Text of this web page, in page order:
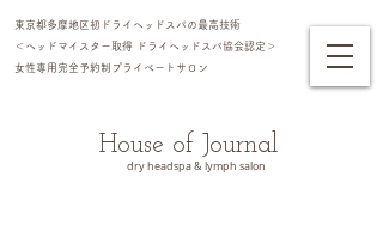
dry headspa & lymph salon
House of Journal
東京都多摩地区初ドライヘッドスパの最高技術
＜ヘッドマイスター​取得 ドライヘッドスパ協会認定＞
女性専用完全予約制プライベートサロン​